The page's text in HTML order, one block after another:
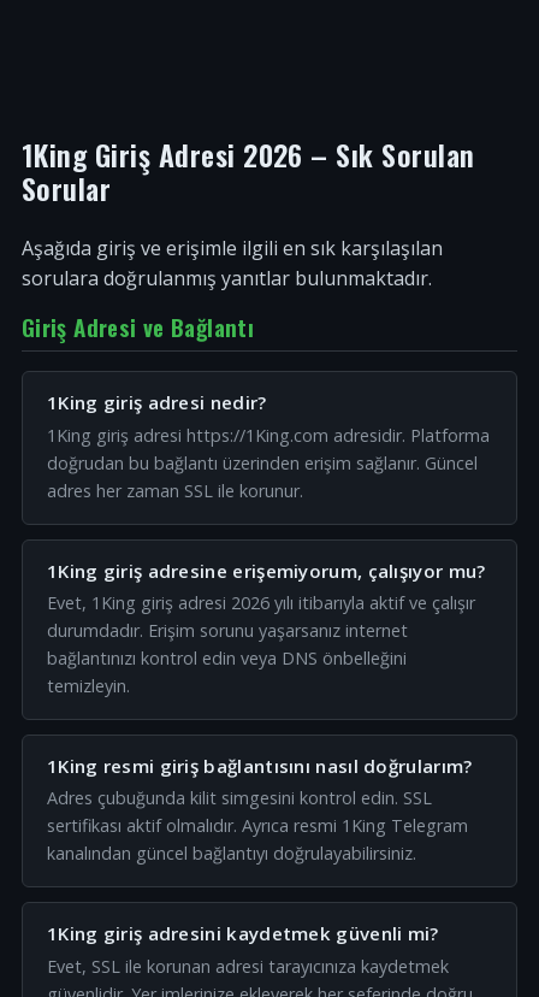
1King Giriş Adresi 2026 – Sık Sorulan
Sorular
Aşağıda giriş ve erişimle ilgili en sık karşılaşılan
sorulara doğrulanmış yanıtlar bulunmaktadır.
Giriş Adresi ve Bağlantı
1King giriş adresi nedir?
1King giriş adresi https://1King.com adresidir. Platforma
doğrudan bu bağlantı üzerinden erişim sağlanır. Güncel
adres her zaman SSL ile korunur.
1King giriş adresine erişemiyorum, çalışıyor mu?
Evet, 1King giriş adresi 2026 yılı itibarıyla aktif ve çalışır
durumdadır. Erişim sorunu yaşarsanız internet
bağlantınızı kontrol edin veya DNS önbelleğini
temizleyin.
1King resmi giriş bağlantısını nasıl doğrularım?
Adres çubuğunda kilit simgesini kontrol edin. SSL
sertifikası aktif olmalıdır. Ayrıca resmi 1King Telegram
kanalından güncel bağlantıyı doğrulayabilirsiniz.
1King giriş adresini kaydetmek güvenli mi?
Evet, SSL ile korunan adresi tarayıcınıza kaydetmek